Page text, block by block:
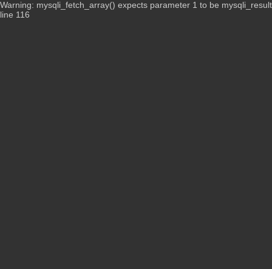
Warning: mysqli_fetch_array() expects parameter 1 to be
line 116